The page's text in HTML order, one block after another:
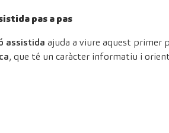
pas a pas
assistida ajuda a viure aquest primer
, que té un caràcter informatiu i